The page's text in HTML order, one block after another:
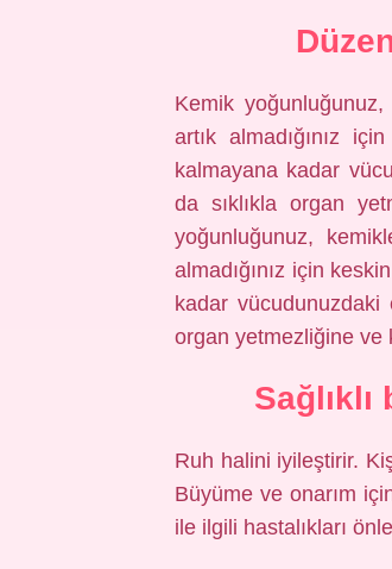
Kemik
artık almadığınız
kalmayana kadar
da sıklıkla organ
yoğunluğunuz,
almadığınız için
kadar vücudunuzdaki
organ yetmezliğine ve
Ruh halini iyileştirir.
Büyüme ve onarım
ile ilgili hastalıkları